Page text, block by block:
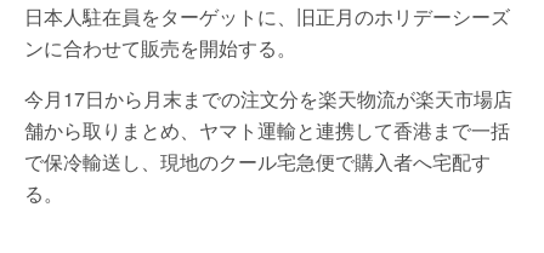
日本人駐在員をターゲットに、旧正月のホリデーシーズ
ンに合わせて販売を開始する。
今月17日から月末までの注文分を楽天物流が楽天市場店
舗から取りまとめ、ヤマト運輸と連携して香港まで一括
で保冷輸送し、現地のクール宅急便で購入者へ宅配す
る。